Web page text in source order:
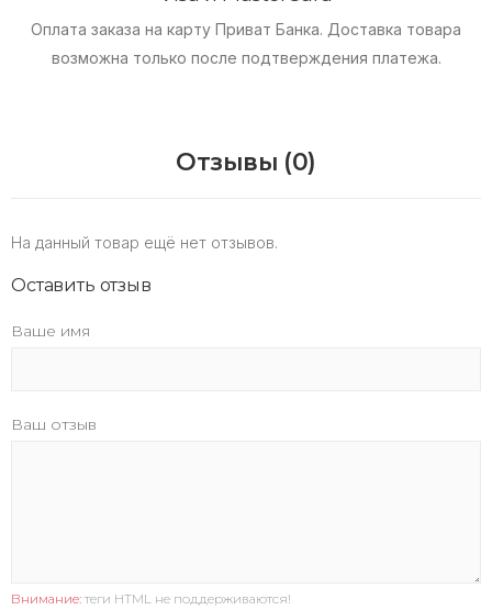
Оплата заказа на карту Приват Банка. Доставка товара
возможна только после подтверждения платежа.
Отзывы (0)
На данный товар ещё нет отзывов.
Оставить отзыв
Ваше имя
Ваш отзыв
Внимание: теги HTML не поддерживаются!